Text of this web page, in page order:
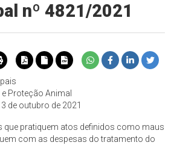
nº 4821/2021
Proteção Animal
de outubro de 2021
que pratiquem atos definidos como maus
com as despesas do tratamento do